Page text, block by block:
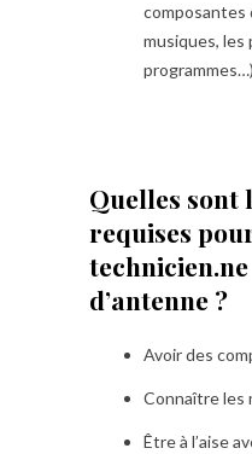
composantes
musiques, les
Quelles sont
requises
technicien.ne
d’antenne ?
Avoir des
Connaître les
Être à l’aise